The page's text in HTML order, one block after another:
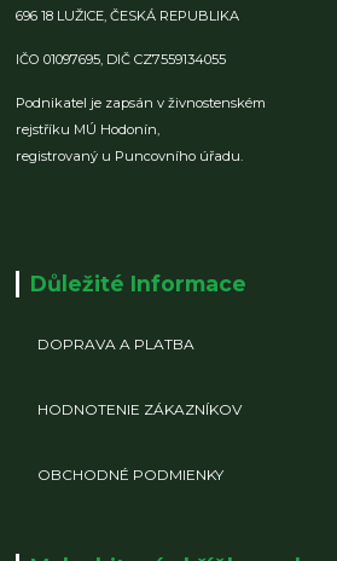
696 18 LUŽICE,ČESKÁ REPUBLIKA
IČO 01097695, DIČ CZ7559134055
Podnikatel je zapsán v živnostenském
rejstříku MÚ Hodonín,
registrovaný u Puncovního úřadu.
Důležité Informace
DOPRAVA A PLATBA
HODNOTENIE ZÁKAZNÍKOV
OBCHODNÉ PODMIENKY